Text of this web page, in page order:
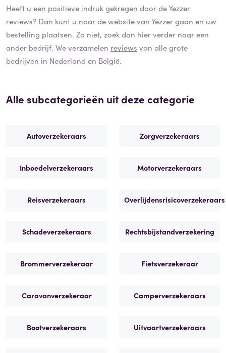
Heeft u een positieve indruk gekregen door deYezzer
reviews? Dan kunt u naar de website vanYezzergaan en uw
bestelling plaatsen. Zo niet, zoek dan hier verder naar een
ander bedrijf. We verzamelen reviews van alle grote
bedrijven in Nederland en België.
Alle subcategorieën uit deze categorie
Autoverzekeraars Zorgverzekeraars
Inboedelverzekeraars Motorverzekeraars
Reisverzekeraars Overlijdensrisicoverzekeraars
Schadeverzekeraars Rechtsbijstandverzekering
Brommerverzekeraar Fietsverzekeraar
Caravanverzekeraar Camperverzekeraars
Bootverzekeraars Uitvaartverzekeraars